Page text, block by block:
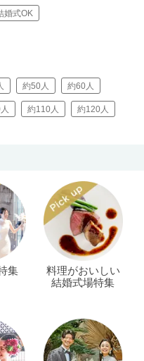
婚式OK
約50人 約60人
約110人 約120人
集
料理がおいしい
結婚式場特集